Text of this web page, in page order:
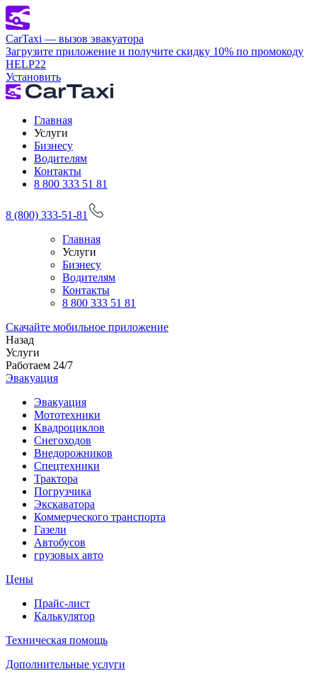
CarTaxi — вызов эвакуатора
Загрузите приложение и получите скидку 10% по промокоду
HELP22
Установить
Главная
Услуги
Бизнесу
Водителям
Контакты
8 800 333 51 81
8 (800) 333-51-81
Главная
Услуги
Бизнесу
Водителям
Контакты
8 800 333 51 81
Скачайте мобильное приложение
Назад
Услуги
Работаем 24/7
Эвакуация
Эвакуация
Мототехники
Квадроциклов
Снегоходов
Внедорожников
Спецтехники
Трактора
Погрузчика
Экскаватора
Коммерческого транспорта
Газели
Автобусов
грузовых авто
Цены
Прайс-лист
Калькулятор
Техническая помощь
Дополнительные услуги